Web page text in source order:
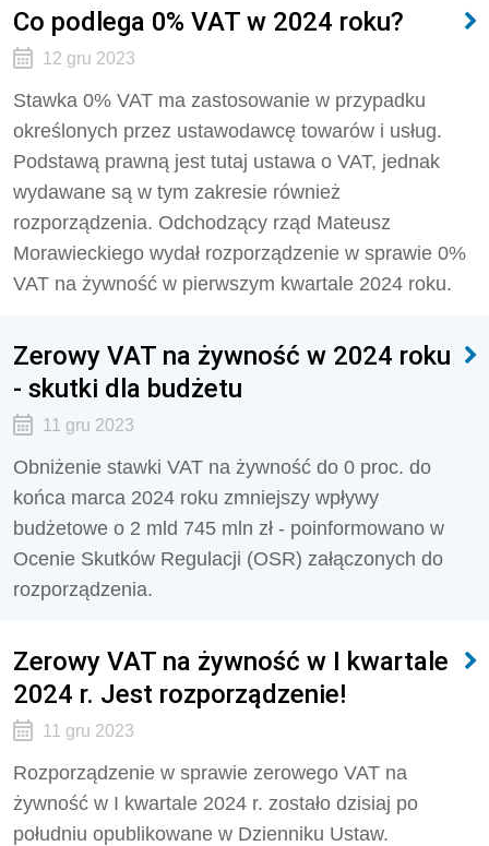
Co podlega 0% VAT w 2024 roku?
12 gru 2023
Stawka 0% VAT ma zastosowanie w przypadku
określonych przez ustawodawcę towarów i usług.
Podstawą prawną jest tutaj ustawa o VAT, jednak
wydawane są w tym zakresie również
rozporządzenia. Odchodzący rząd Mateusz
Morawieckiego wydał rozporządzenie w sprawie 0%
VAT na żywność w pierwszym kwartale 2024 roku.
Zerowy VAT na żywność w 2024 roku
- skutki dla budżetu
11 gru 2023
Obniżenie stawki VAT na żywność do 0 proc. do
końca marca 2024 roku zmniejszy wpływy
budżetowe o 2 mld 745 mln zł - poinformowano w
Ocenie Skutków Regulacji (OSR) załączonych do
rozporządzenia.
Zerowy VAT na żywność w I kwartale
2024 r. Jest rozporządzenie!
11 gru 2023
Rozporządzenie w sprawie zerowego VAT na
żywność w I kwartale 2024 r. zostało dzisiaj po
południu opublikowane w Dzienniku Ustaw.